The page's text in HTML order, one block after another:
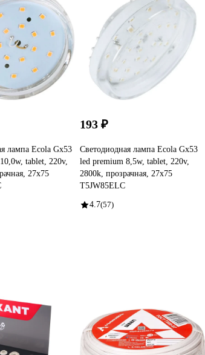
лампа Ecola Gx53
tablet, 220v,
27x75
193 ₽
Светодиодная лампа Ecola Gx53
led premium 8,5w, tablet, 220v,
2800k, прозрачная, 27x75
T5JW85ELC
4.7(57)